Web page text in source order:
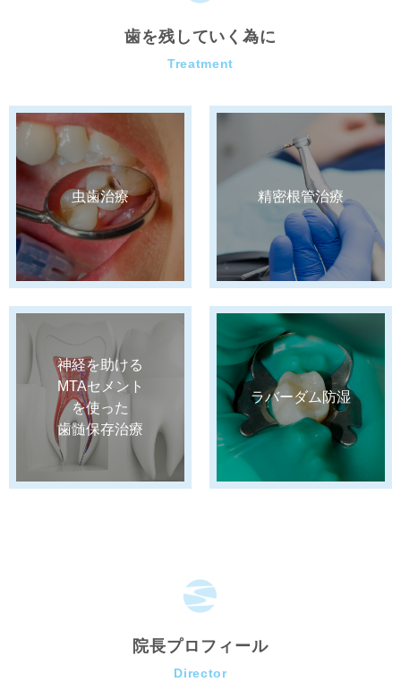
歯を残していく為に
Treatment
虫歯治療 精密根管治療
神経を助ける
MTAセメント
を使った
歯髄保存治療
ラバーダム防湿
院長プロフィール
Director